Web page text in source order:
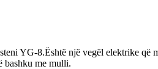
YG-8.Është një vegël elektrike që
bashku me mulli.